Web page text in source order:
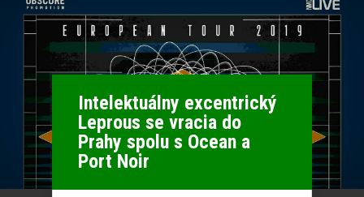
Intelektuálny excentrický
Leprous se vracia do
Prahy spolu s Ocean a
Port Noir